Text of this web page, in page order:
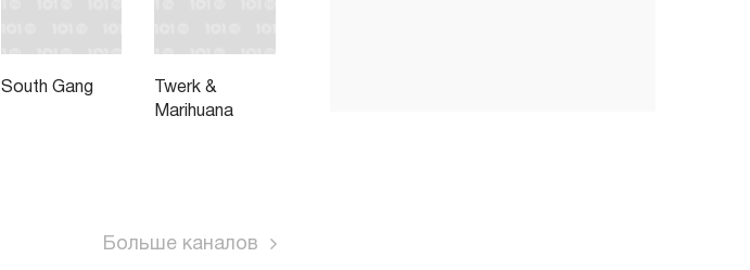
South Gang
Twerk &
Marihuana
Больше каналов